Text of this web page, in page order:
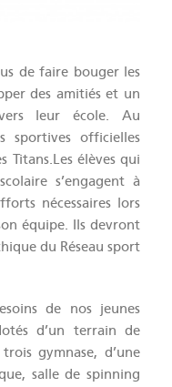
de faire bouger les
des amitiés et un
leur école. Au
sportives officielles
Titans.Les élèves qui
s’engagent à
nécessaires lors
équipe. Ils devront
du Réseau sport
de nos jeunes
d’un terrain de
gymnase, d’une
salle de spinning